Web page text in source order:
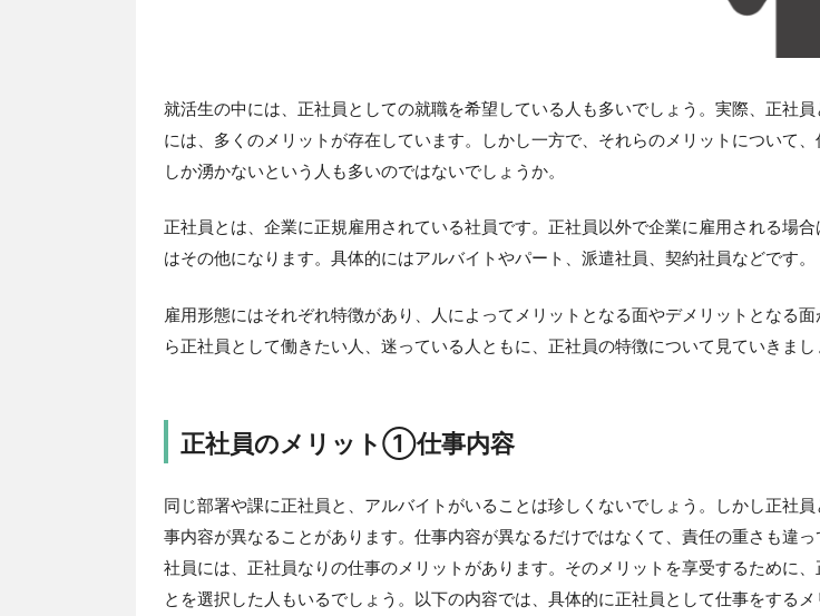
就活生の中には、正社員としての就職を希望している人も多いでしょう。実際、正社員
には、多くのメリットが存在しています。しかし一方で、それらのメリットについて
しか湧かないという人も多いのではないでしょうか。
正社員とは、企業に正規雇用されている社員です。正社員以外で企業に雇用される場
はその他になります。具体的にはアルバイトやパート、派遣社員、契約社員などです。
雇用形態にはそれぞれ特徴があり、人によってメリットとなる面やデメリットとなる
ら正社員として働きたい人、迷っている人ともに、正社員の特徴について見ていきまし
正社員のメリット①仕事内容
同じ部署や課に正社員と、アルバイトがいることは珍しくないでしょう。しかし正社
事内容が異なることがあります。仕事内容が異なるだけではなくて、責任の重さも違
社員には、正社員なりの仕事のメリットがあります。そのメリットを享受するために、
とを選択した人もいるでしょう。以下の内容では、具体的に正社員として仕事をする